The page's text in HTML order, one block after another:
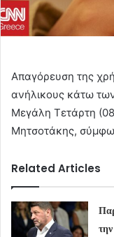
Απαγόρευση της
ανήλικους κάτω
Μεγάλη Τετάρτη
Μητσοτάκης,
Related Articles